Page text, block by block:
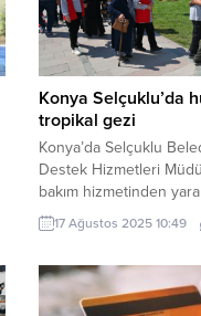
Konya Selçuklu’da
tropikal gezi
Konya’da Selçuklu
Destek Hizmetleri
bakım hizmetinden
için Şehrimi Tanıyorum
KONYA (İGFA) –
bünyesinde evde yaşlı
hizmetinden
17 Ağustos 2025 10:49